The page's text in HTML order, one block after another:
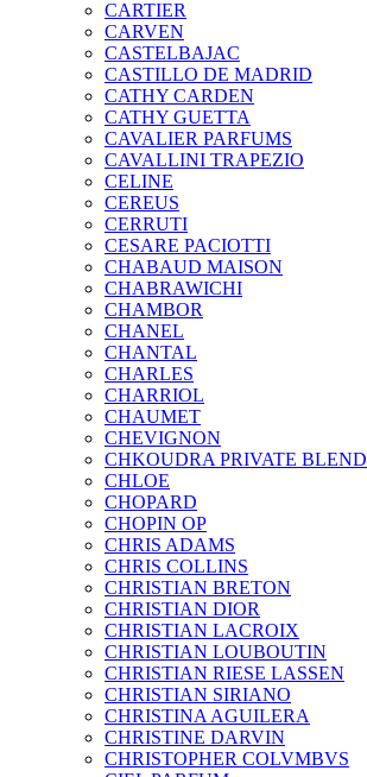
CARTIER
CARVEN
CASTELBAJAC
CASTILLO DE MADRID
CATHY CARDEN
CATHY GUETTA
CAVALIER PARFUMS
CAVALLINI TRAPEZIO
CELINE
CEREUS
CERRUTI
CESARE PACIOTTI
CHABAUD MAISON
CHABRAWICHI
CHAMBOR
CHANEL
CHANTAL
CHARLES
CHARRIOL
CHAUMET
CHEVIGNON
CHKOUDRA PRIVATE BLEND
CHLOE
CHOPARD
CHOPIN OP
CHRIS ADAMS
CHRIS COLLINS
CHRISTIAN BRETON
CHRISTIAN DIOR
CHRISTIAN LACROIX
CHRISTIAN LOUBOUTIN
CHRISTIAN RIESE LASSEN
CHRISTIAN SIRIANO
CHRISTINA AGUILERA
CHRISTINE DARVIN
CHRISTOPHER COLVMBVS